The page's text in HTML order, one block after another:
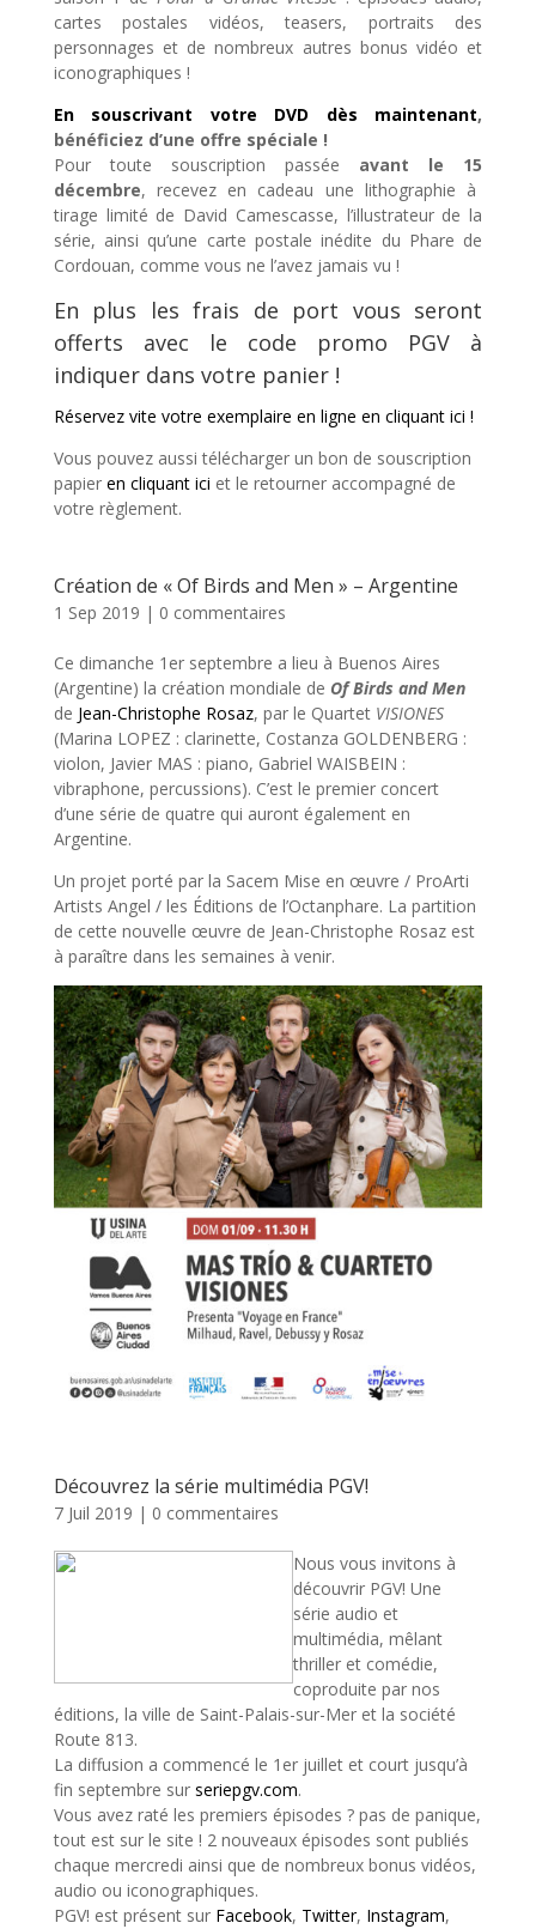
cartes postales vidéos, teasers, portraits des
personnages et de nombreux autres bonus vidéo et
iconographiques !
En souscrivant votre DVD dès maintenant,
bénéficiez d’une offre spéciale !
Pour toute souscription passée avant le 15
décembre, recevez en cadeau une lithographie à
tirage limité de David Camescasse, l’illustrateur de la
série, ainsi qu’une carte postale inédite du Phare de
Cordouan, comme vous ne l’avez jamais vu !
En plus les frais de port vous seront
offerts avec le code promo PGV à
indiquer dans votre panier !
Réservez vite votre exemplaire en ligne en cliquant ici !
Vous pouvez aussi télécharger un bon de souscription
papier en cliquant ici et le retourner accompagné de
votre règlement.
Création de « Of Birds and Men » – Argentine
1 Sep 2019 | 0 commentaires
Ce dimanche 1er septembre a lieu à Buenos Aires
(Argentine) la création mondiale de Of Birds and Men
de Jean-Christophe Rosaz, par le Quartet VISIONES
(Marina LOPEZ : clarinette, Costanza GOLDENBERG :
violon, Javier MAS : piano, Gabriel WAISBEIN :
vibraphone, percussions). C’est le premier concert
d’une série de quatre qui auront également en
Argentine.
Un projet porté par la Sacem Mise en œuvre / ProArti
Artists Angel / les Éditions de l’Octanphare. La partition
de cette nouvelle œuvre de Jean-Christophe Rosaz est
à paraître dans les semaines à venir.
Découvrez la série multimédia PGV!
7 Juil 2019 | 0 commentaires
Nous vous invitons à
découvrir PGV! Une
série audio et
multimédia, mêlant
thriller et comédie,
coproduite par nos
éditions, la ville de Saint-Palais-sur-Mer et la société
Route 813.
La diffusion a commencé le 1er juillet et court jusqu’à
fin septembre sur seriepgv.com.
Vous avez raté les premiers épisodes ? pas de panique,
tout est sur le site ! 2 nouveaux épisodes sont publiés
chaque mercredi ainsi que de nombreux bonus vidéos,
audio ou iconographiques.
PGV! est présent sur Facebook, Twitter, Instagram,